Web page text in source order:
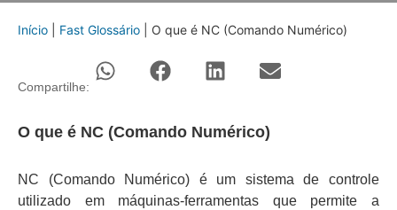
Início Fast Glossário O que é NC (Comando Numérico)
Compartilhe:
O que é NC (Comando Numérico)
NC (Comando Numérico) é um sistema de controle
utilizado em máquinas-ferramentas que permite a